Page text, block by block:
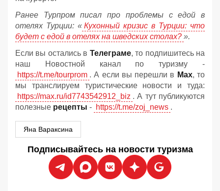
Ранее Турпром писал про проблемы с едой в
отелях Турции: « Кухонный кризис в Турции: что
будет с едой в отелях на шведских столах? ».
Если вы остались в Телеграме, то подпишитесь на
наш Новостной канал по туризму -
https://t.me/tourprom . А если вы перешли в Мах, то
мы транслируем туристические новости и туда:
https://max.ru/id7743542912_biz . А тут публикуются
полезные рецепты - https://t.me/zoj_news .
Яна Вараксина
Подписывайтесь на новости туризма